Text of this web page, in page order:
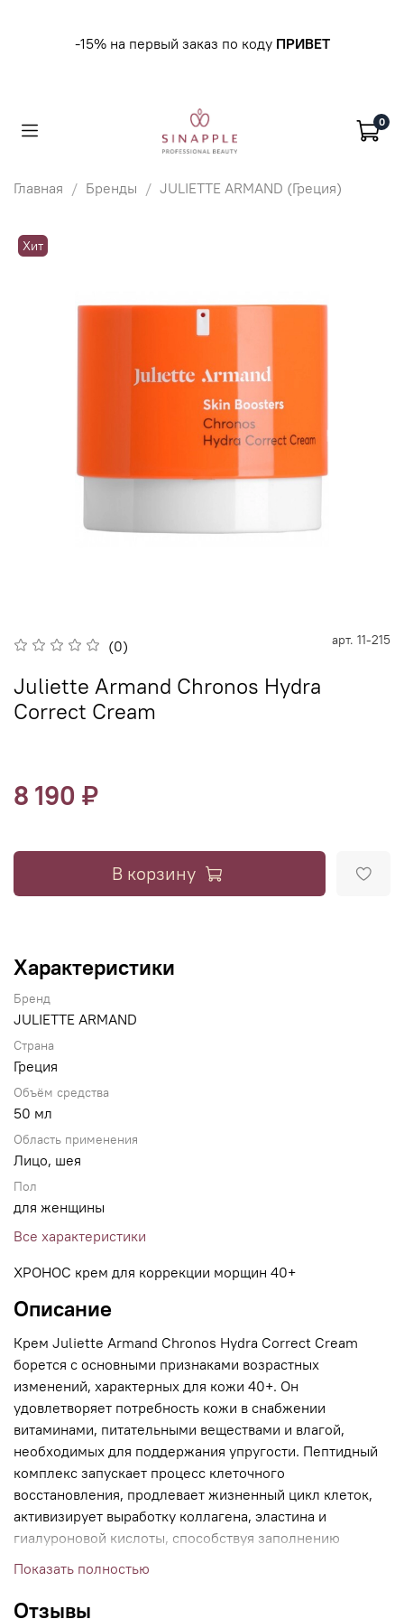
-15% на первый заказ по коду ПРИВЕТ
0
Главная Бренды JULIETTE ARMAND (Греция)
Хит
(0) арт. 11-215
Juliette Armand Chronos Hydra
Correct Cream
8 190 ₽
В корзину
Характеристики
Бренд
JULIETTE ARMAND
Страна
Греция
Объём средства
50 мл
Область применения
Лицо, шея
Пол
для женщины
Все характеристики
ХРОНОС крем для коррекции морщин 40+
Описание
Крем Juliette Armand Chronos Hydra Correct Cream
борется с основными признаками возрастных
изменений, характерных для кожи 40+. Он
удовлетворяет потребность кожи в снабжении
витаминами, питательными веществами и влагой,
необходимых для поддержания упругости. Пептидный
комплекс запускает процесс клеточного
восстановления, продлевает жизненный цикл клеток,
активизирует выработку коллагена, эластина и
гиалуроновой кислоты, способствуя заполнению
морщин изнутри. Он повышает тонус кожи,
четкость контуров. Крем борется с тусклостью и
Показать полностью
Отзывы